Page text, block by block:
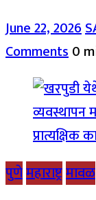
June 22, 2026
Comments0
पुणेमहाराष्ट्रमावळ